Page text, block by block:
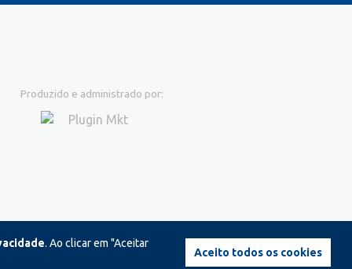
. Ao clicar em "Aceitar
Aceito todos os cookies
Produzido e administrado por: